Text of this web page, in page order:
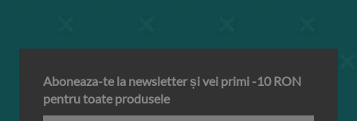
Aboneaza-te la newsletter și vei primi -10 RON
pentru toate produsele